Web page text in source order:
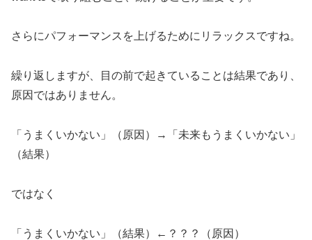
さらにパフォーマンスを上げるためにリラックスですね。
繰り返しますが、目の前で起きていることは結果であり、
原因ではありません。
「うまくいかない」（原因）→「未来もうまくいかない」
（結果）
ではなく
「うまくいかない」（結果）←？？？（原因）